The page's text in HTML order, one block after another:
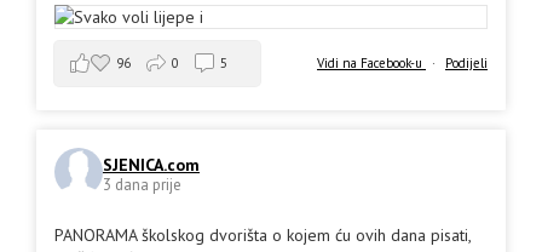
Vidi na Facebook-u · Podijeli
96 0 5
SJENICA.com
3 dana prije
PANORAMA školskog dvorišta o kojem ću ovih dana pisati,